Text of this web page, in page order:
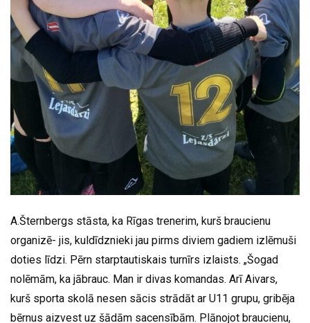
A.Šternbergs stāsta, ka Rīgas trenerim, kurš braucienu
organizē- jis, kuldīdznieki jau pirms diviem gadiem izlēmuši
doties līdzi. Pērn starptautiskais turnīrs izlaists. „Šogad
nolēmām, ka jābrauc. Man ir divas komandas. Arī Aivars,
kurš sporta skolā nesen sācis strādāt ar U11 grupu, gribēja
bērnus aizvest uz šādām sacensībām. Plānojot braucienu,